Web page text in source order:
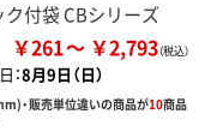
ク付袋 CBシリーズ
￥261 ￥2,793
：8月9日（日）
・販売単位違いの商品が10商品